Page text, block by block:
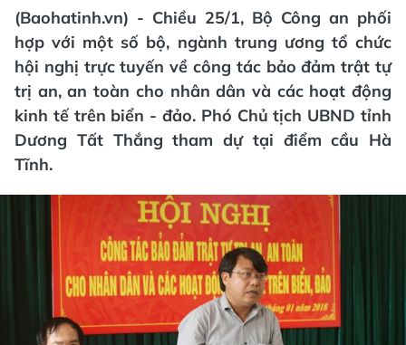
(Baohatinh.vn) - Chiều 25/1, Bộ Công an phối
hợp với một số bộ, ngành trung ương tổ chức
hội nghị trực tuyến về công tác bảo đảm trật tự
trị an, an toàn cho nhân dân và các hoạt động
kinh tế trên biển - đảo. Phó Chủ tịch UBND tỉnh
Dương Tất Thắng tham dự tại điểm cầu Hà
Tĩnh.